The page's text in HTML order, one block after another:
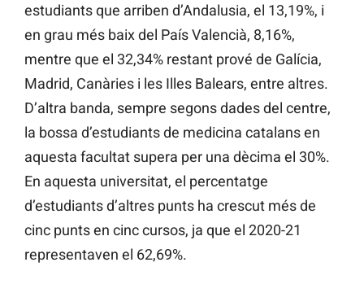
estudiants que arriben d’Andalusia, el 13,19%, i
en grau més baix del País Valencià, 8,16%,
mentre que el 32,34% restant prové de Galícia,
Madrid, Canàries i les Illes Balears, entre altres.
D’altra banda, sempre segons dades del centre,
la bossa d’estudiants de medicina catalans en
aquesta facultat supera per una dècima el 30%.
En aquesta universitat, el percentatge
d’estudiants d’altres punts ha crescut més de
cinc punts en cinc cursos, ja que el 2020-21
representaven el 62,69%.